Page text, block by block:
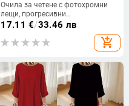
Очила за четене с фотохромни
лещи, прогресивни
многофокусни, за далечно и
близко зрение, защита срещу
синя светлина, анти-замъгляване
17.11 €/33.46 лв
add_shopping_cart